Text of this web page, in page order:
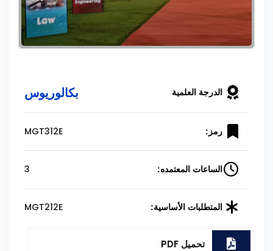
الدرجة العلمية بكالوريوس
رمز: MGT312E
الساعات المعتمده: 3
المتطلبات الأساسية: MGT212E
تحميل PDF